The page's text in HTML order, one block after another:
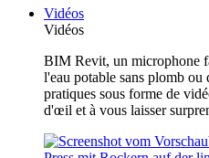
Vidéos
Vidéos
BIM Revit, un microphone
l'eau potable sans plomb ou
pratiques sous forme de
d'œil et à vous laisser